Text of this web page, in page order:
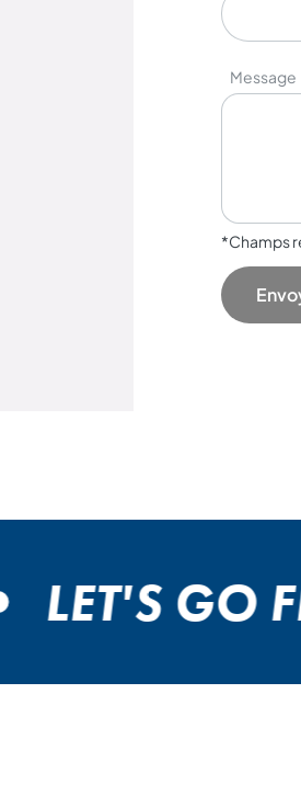
Message
*Champs
LET'S GO